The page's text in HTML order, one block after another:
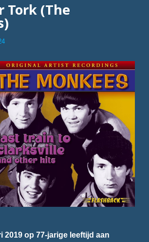
Tork (The
2019 op 77-jarige leeftijd aan